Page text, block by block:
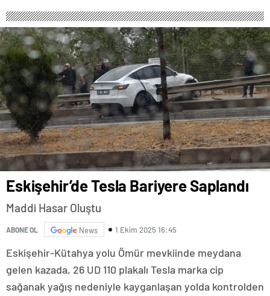
Eskişehir’de Tesla Bariyere Saplandı
Maddi Hasar Oluştu
ABONE OL News 1 Ekim 2025 16:45
Eskişehir-Kütahya yolu Ömür mevkiinde meydana
gelen kazada, 26 UD 110 plakalı Tesla marka cip
sağanak yağış nedeniyle kayganlaşan yolda kontrolden